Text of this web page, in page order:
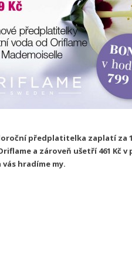
předplatitelka zaplatí za
a zároveň ušetří 461 Kč
vás hradíme my.